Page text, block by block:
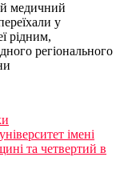
медичний
у
рідним,
регіонального
імені
та четвертий в